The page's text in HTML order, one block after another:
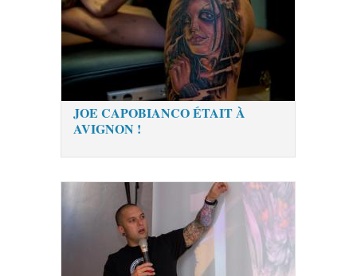
JOE CAPOBIANCO ÉTAIT À
AVIGNON !